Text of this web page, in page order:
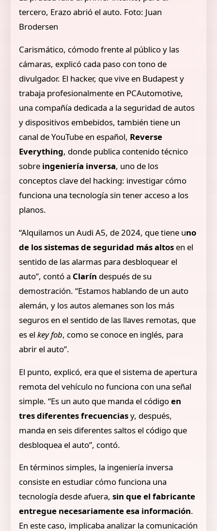
tercero, Erazo abrió el auto. Foto: Juan
Brodersen
Carismático, cómodo frente al público y las
cámaras, explicó cada paso con tono de
divulgador. El hacker, que vive en Budapest y
trabaja profesionalmente en PCAutomotive,
una compañía dedicada a la seguridad de autos
y dispositivos embebidos, también tiene un
canal de YouTube en español, Reverse
Everything, donde publica contenido técnico
sobre ingeniería inversa, uno de los
conceptos clave del hacking: investigar cómo
funciona una tecnología sin tener acceso a los
planos.
“Alquilamos un Audi A5, de 2024, que tiene uno
de los sistemas de seguridad más altos en el
sentido de las alarmas para desbloquear el
auto”, contó a Clarín después de su
demostración. “Estamos hablando de un auto
alemán, y los autos alemanes son los más
seguros en el sentido de las llaves remotas, que
es elkey fob, como se conoce en inglés, para
abrir el auto”.
El punto, explicó, era que el sistema de apertura
remota del vehículo no funciona con una señal
simple. “Es un auto que manda el códigoen
tres diferentes frecuenciasy, después,
manda en seis diferentes saltos el código que
desbloquea el auto”, contó.
En términos simples, la ingeniería inversa
consiste en estudiar cómo funciona una
tecnología desde afuera, sin que el fabricante
entregue necesariamente esa información.
En este caso, implicaba analizar la comunicación